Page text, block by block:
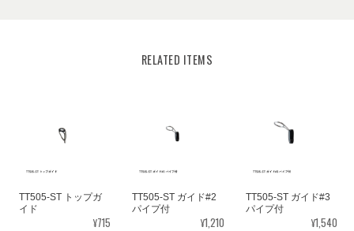
RELATED ITEMS
TT505-ST トップガ
イド
¥715
TT505-ST ガイド#2
パイプ付
¥1,210
TT505-ST ガイド#3
パイプ付
¥1,540